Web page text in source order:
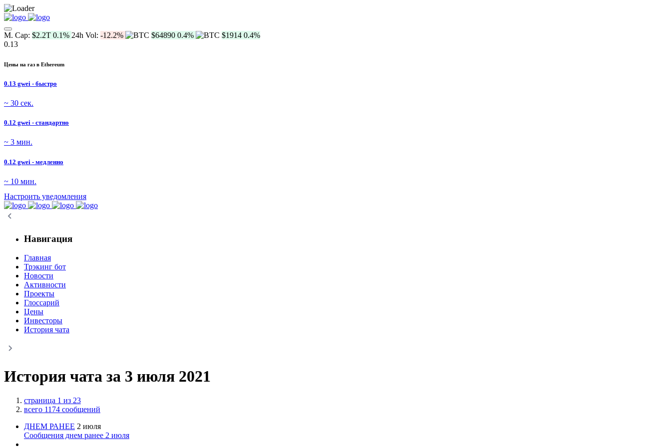
M. Cap: $2.2T 0.1% 24h Vol: -12.2% $64890 0.4% $1914 0.4%
0.13
Цены на газ в Ethereum
0.13 gwei - быстро
~ 30 сек.
0.12 gwei - стандартно
~ 3 мин.
0.12 gwei - медленно
~ 10 мин.
Настроить уведомления
Навигация
Главная
Трэкинг бот
Новости
Активности
Проекты
Глоссарий
Цены
Инвесторы
История чата
История чата за 3 июля 2021
страница 1 из 23
всего 1174 сообщений
ДНЕМ РАНЕЕ 2 июля
Сообщения днем ранее 2 июля